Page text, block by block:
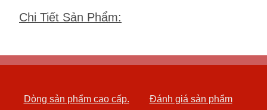
Chi Tiết Sản Phẩm:
Dòng sản phẩm cao cấp.
Đánh giá sản phẩm